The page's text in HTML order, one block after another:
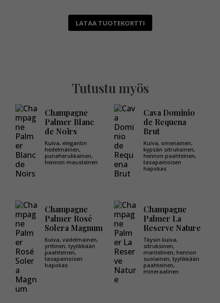
LATAA TUOTEKORTTI
Tutustu myös
Champagne
Palmer Blanc
de Noirs
Kuiva, elegantin
hedelmäinen,
punaherukkainen,
hennon mausteinen
Cava Dominio
de Requena
Brut
Kuiva, omenainen,
kypsän sitruksinen,
hennon paahteinen,
tasapainoisen
hapokas
Champagne
Palmer Rosé
Solera Magnum
Kuiva, vadelmainen,
yrttinen, tyylikkään
paahteinen,
tasapainoisen
hapokas
Champagne
Palmer La
Reserve Nature
Täysin kuiva,
sitruksinen,
mantelinen, hennon
suolainen, tyylikkään
paahteinen,
mineraalinen